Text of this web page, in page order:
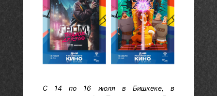
С 14 по 16 июля в Бишкеке, в